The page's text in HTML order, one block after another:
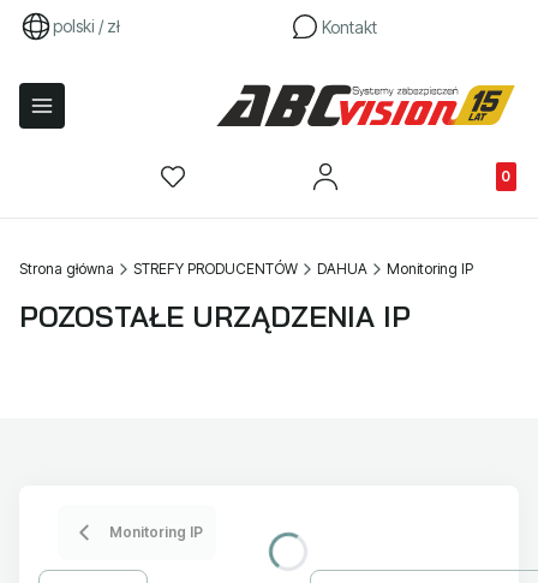
polski / zł Kontakt
Strona główna STREFY PRODUCENTÓW DAHUA Monitoring IP
POZOSTAŁE URZĄDZENIA IP
Monitoring IP